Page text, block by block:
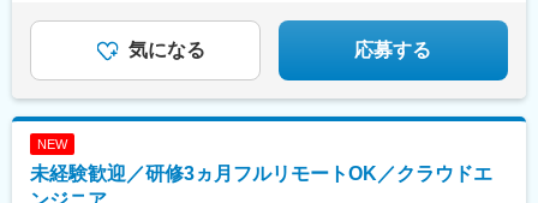
気になる 応募する
NEW
未経験歓迎／研修3ヵ月フルリモートOK／クラウドエ